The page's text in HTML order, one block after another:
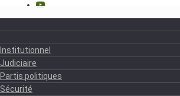
Institutionnel
Judiciaire
Partis politiques
Sécurité